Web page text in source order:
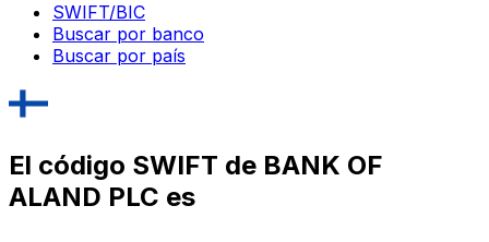
SWIFT/BIC
Buscar por banco
Buscar por país
El código SWIFT de BANK OF
ALAND PLC es